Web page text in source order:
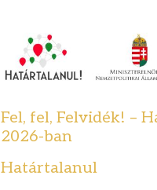
Fel, fel, Felvidék! –
2026-ban
Határtalanul